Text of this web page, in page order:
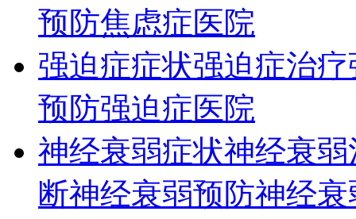
预防焦虑症医院
强迫症症状强迫症治疗
预防强迫症医院
神经衰弱症状神经衰弱
断神经衰弱预防神经